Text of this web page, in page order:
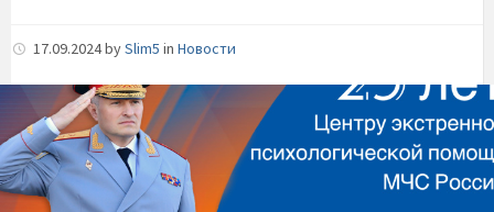
17.09.2024bySlim5 in Новости
Глава-
МЧС-
России-